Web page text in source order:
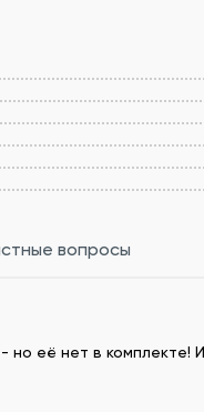
вопросы
её нет в комплекте!